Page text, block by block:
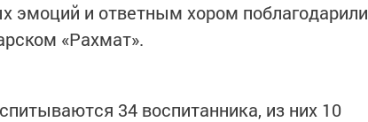
эмоций и ответным хором поблагодарили
«Рахмат».
34 воспитанника, из них 10